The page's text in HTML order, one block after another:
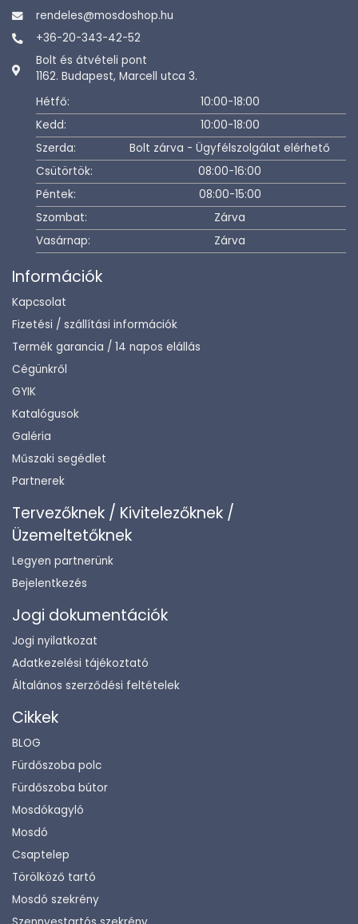
rendeles@mosdoshop.hu
+36-20-343-42-52
Bolt és átvételi pont
1162. Budapest, Marcell utca 3.
Hétfő:
10:00-18:00
Kedd:
10:00-18:00
Szerda:
Bolt zárva - Ügyfélszolgálat elérhető
Csütörtök:
08:00-16:00
Péntek:
08:00-15:00
Szombat:
Zárva
Vasárnap:
Zárva
Információk
Kapcsolat
Fizetési / szállítási információk
Termék garancia / 14 napos elállás
Cégünkről
GYIK
Katalógusok
Galéria
Műszaki segédlet
Partnerek
Tervezőknek / Kivitelezőknek /
Üzemeltetőknek
Legyen partnerünk
Bejelentkezés
Jogi dokumentációk
Jogi nyilatkozat
Adatkezelési tájékoztató
Általános szerződési feltételek
Cikkek
BLOG
Fürdőszoba polc
Fürdőszoba bútor
Mosdókagyló
Mosdó
Csaptelep
Törölköző tartó
Mosdó szekrény